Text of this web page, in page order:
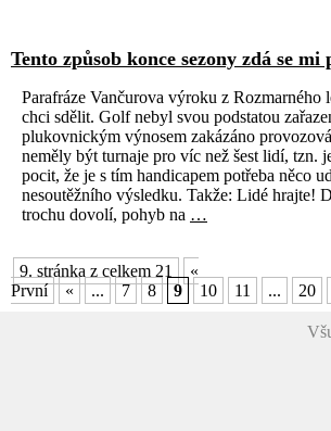
Tento způsob konce sezony zdá se
Parafráze Vančurova výroku z Rozmarného
chci sdělit. Golf nebyl svou podstatou
plukovnickým výnosem zakázáno
neměly být turnaje pro víc než šest lidí, tzn.
pocit, že je s tím handicapem potřeba něco
nesoutěžního výsledku. Takže: Lidé hrajte!
trochu dovolí, pohyb na …
9. stránka z celkem 21
«
První
« ... 7 8 9 10 11 ... 20